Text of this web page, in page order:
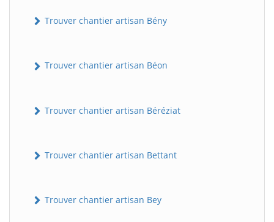
Trouver chantier artisan Bény
Trouver chantier artisan Béon
Trouver chantier artisan Béréziat
Trouver chantier artisan Bettant
Trouver chantier artisan Bey